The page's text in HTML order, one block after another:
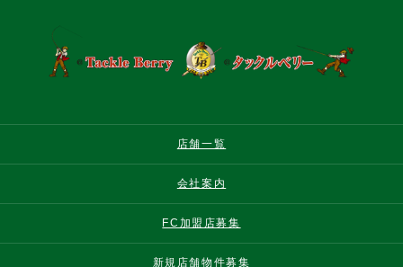
店舗一覧
会社案内
FC加盟店募集
新規店舗物件募集